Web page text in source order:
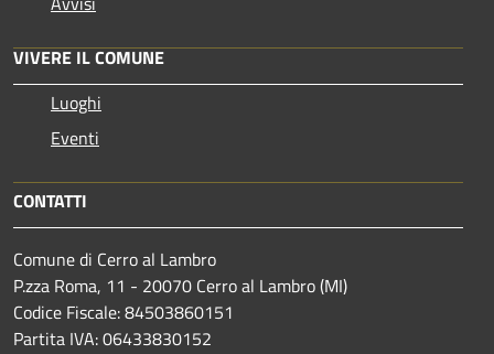
VIVERE IL COMUNE
Luoghi
Eventi
CONTATTI
Comune di Cerro al Lambro
P.zza Roma, 11 - 20070 Cerro al Lambro (MI)
Codice Fiscale: 84503860151
Partita IVA: 06433830152